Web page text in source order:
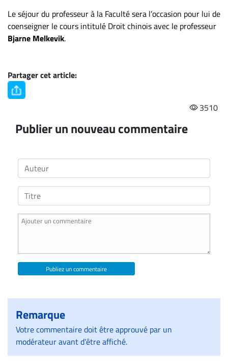
Le séjour du professeur à la Faculté sera l’occasion pour lui de
coenseigner le cours intitulé Droit chinois avec le professeur
Bjarne Melkevik.
Partager cet article:
3510
Publier un nouveau commentaire
Publiez un commentaire
Remarque
Votre commentaire doit être approuvé par un
modérateur avant d’être affiché.